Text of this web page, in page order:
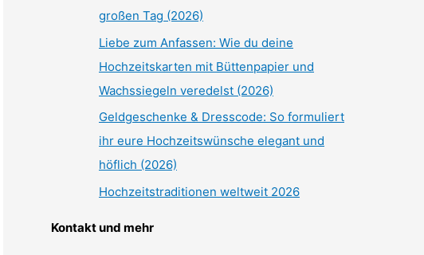
großen Tag (2026)
Liebe zum Anfassen: Wie du deine
Hochzeitskarten mit Büttenpapier und
Wachssiegeln veredelst (2026)
Geldgeschenke & Dresscode: So formuliert
ihr eure Hochzeitswünsche elegant und
höflich (2026)
Hochzeitstraditionen weltweit 2026
Kontakt und mehr